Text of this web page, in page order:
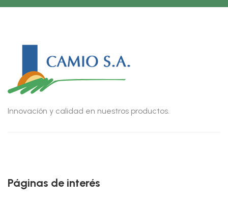
Innovación y calidad en nuestros productos.
Páginas de interés